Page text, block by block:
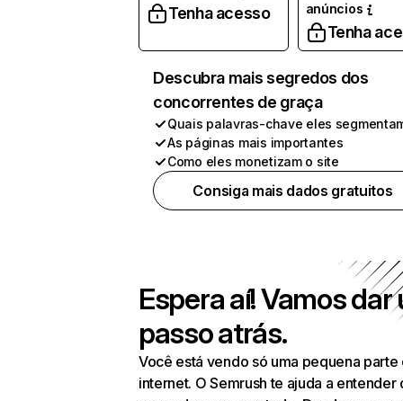
Tenha acesso
anúncios
Tenha
Descubra mais segredos dos
concorrentes de graça
Quais palavras-chave eles
As páginas mais importantes
Como eles monetizam o site
Consiga mais dados gratuitos
Espera aí! Vamos dar
passo atrás.
Você está vendo só uma pequena parte
internet. O Semrush te ajuda a entender